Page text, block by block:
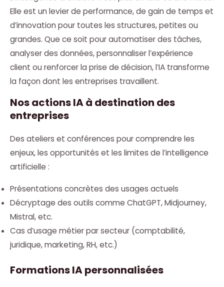
Elle est un levier de performance, de gain de temps et
d’innovation pour toutes les structures, petites ou
grandes. Que ce soit pour automatiser des tâches,
analyser des données, personnaliser l’expérience
client ou renforcer la prise de décision, l’IA transforme
la façon dont les entreprises travaillent.
Nos actions IA à destination des
entreprises
Des ateliers et conférences pour comprendre les
enjeux, les opportunités et les limites de l’intelligence
artificielle :
Présentations concrètes des usages actuels
Décryptage des outils comme ChatGPT, Midjourney,
Mistral, etc.
Cas d’usage métier par secteur (comptabilité,
juridique, marketing, RH, etc.)
Formations IA personnalisées